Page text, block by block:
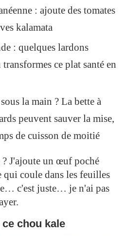
: ajoute des tomates
kalamata
: quelques lardons
ce plat santé en
la main ? La bette à
peuvent sauver la mise,
de cuisson de moitié
J'ajoute un œuf poché
qui coule dans les feuilles
c'est juste… je n'ai pas
chou kale